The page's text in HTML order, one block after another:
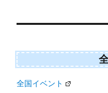
ー
ョ
ン
全国イベント